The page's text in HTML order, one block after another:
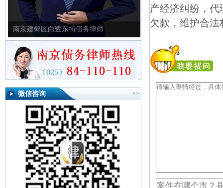
南京建邺区白鹭东街债务律师
微信咨询 >>
产经济纠纷，
欠款，维护合法